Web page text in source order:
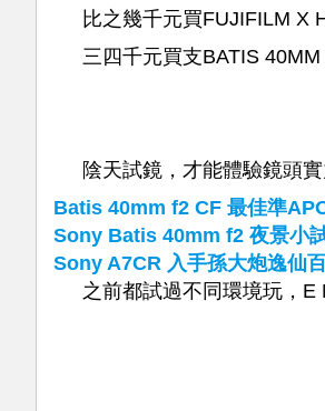
比之幾千元買FUJIFILM X
三四千元買支BATIS 40MM
陰天試鏡，才能體驗鏡頭
Batis 40mm f2 CF 最佳準
Sony Batis 40mm f2 夜景小
Sony A7CR 入手孫大炮逸仙
之前都試過不同環境玩，E